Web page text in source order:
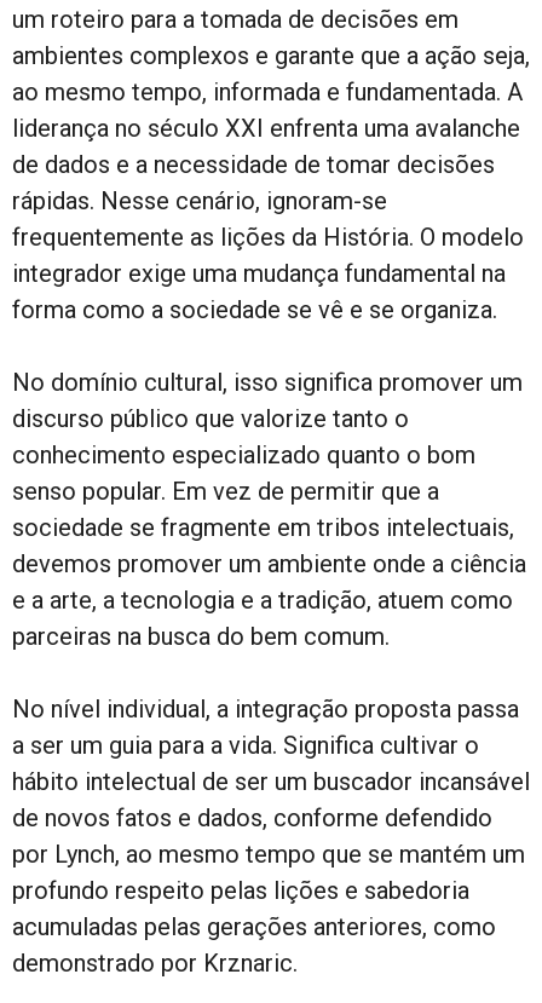
um roteiro para a tomada de decisões em
ambientes complexos e garante que a ação seja,
ao mesmo tempo, informada e fundamentada. A
liderança no século XXI enfrenta uma avalanche
de dados e a necessidade de tomar decisões
rápidas. Nesse cenário, ignoram-se
frequentemente as lições da História. O modelo
integrador exige uma mudança fundamental na
forma como a sociedade se vê e se organiza.
No domínio cultural, isso significa promover um
discurso público que valorize tanto o
conhecimento especializado quanto o bom
senso popular. Em vez de permitir que a
sociedade se fragmente em tribos intelectuais,
devemos promover um ambiente onde a ciência
e a arte, a tecnologia e a tradição, atuem como
parceiras na busca do bem comum.
No nível individual, a integração proposta passa
a ser um guia para a vida. Significa cultivar o
hábito intelectual de ser um buscador incansável
de novos fatos e dados, conforme defendido
por Lynch, ao mesmo tempo que se mantém um
profundo respeito pelas lições e sabedoria
acumuladas pelas gerações anteriores, como
demonstrado por Krznaric.